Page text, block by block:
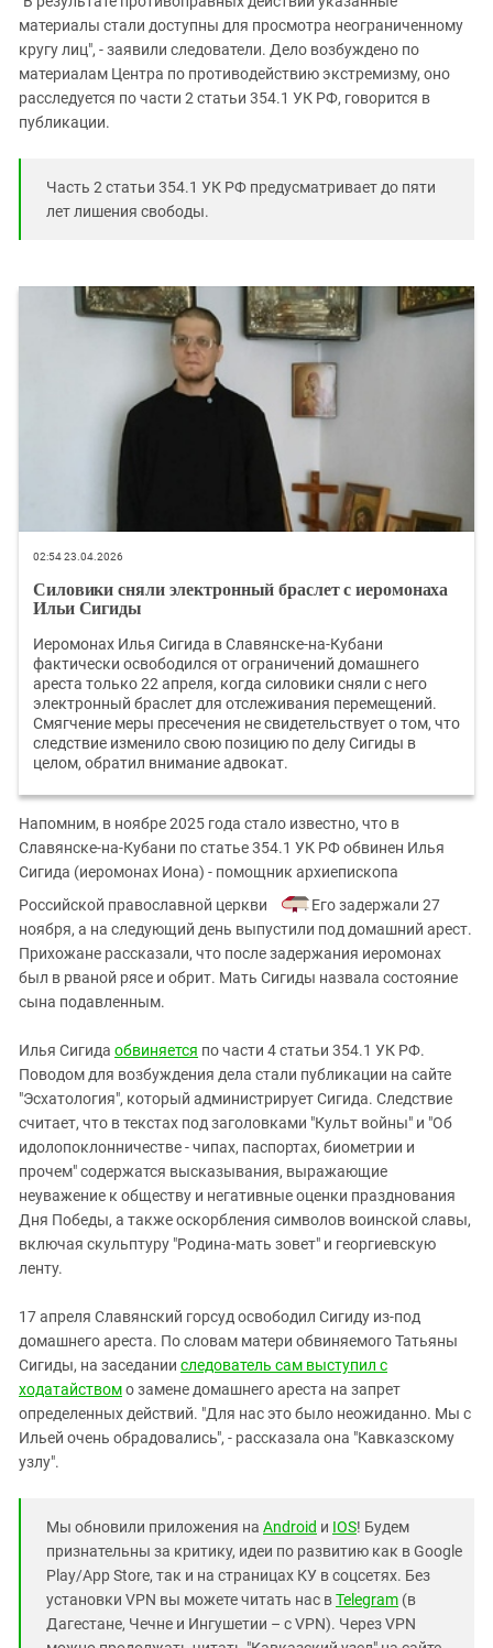
материалы стали доступны для просмотра неограниченному
кругу лиц", - заявили следователи. Дело возбуждено по
материалам Центра по противодействию экстремизму, оно
расследуется по части 2 статьи 354.1 УК РФ, говорится в
публикации.
Часть 2 статьи 354.1 УК РФ предусматривает до пяти
лет лишения свободы.
02:54 23.04.2026
Силовики сняли электронный браслет с иеромонаха
Ильи Сигиды
Иеромонах Илья Сигида в Славянске-на-Кубани
фактически освободился от ограничений домашнего
ареста только 22 апреля, когда силовики сняли с него
электронный браслет для отслеживания перемещений.
Смягчение меры пресечения не свидетельствует о том, что
следствие изменило свою позицию по делу Сигиды в
целом, обратил внимание адвокат.
Напомним, в ноябре 2025 года стало известно, что в
Славянске-на-Кубани по статье 354.1 УК РФ обвинен Илья
Сигида (иеромонах Иона) - помощник архиепископа
Российской православной церкви
. Его задержали 27
ноября, а на следующий день выпустили под домашний арест.
Прихожане рассказали, что после задержания иеромонах
был в рваной рясе и обрит. Мать Сигиды назвала состояние
сына подавленным.
Илья Сигида обвиняется по части 4 статьи 354.1 УК РФ.
Поводом для возбуждения дела стали публикации на сайте
"Эсхатология", который администрирует Сигида. Следствие
считает, что в текстах под заголовками "Культ войны" и "Об
идолопоклонничестве - чипах, паспортах, биометрии и
прочем" содержатся высказывания, выражающие
неуважение к обществу и негативные оценки празднования
Дня Победы, а также оскорбления символов воинской славы,
включая скульптуру "Родина-мать зовет" и георгиевскую
ленту.
17 апреля Славянский горсуд освободил Сигиду из-под
домашнего ареста. По словам матери обвиняемого Татьяны
Сигиды, на заседании следователь сам выступил с
ходатайствомо замене домашнего ареста на запрет
определенных действий. "Для нас это было неожиданно. Мы с
Ильей очень обрадовались", - рассказала она "Кавказскому
узлу".
Мы обновили приложения на Android и IOS! Будем
признательны за критику, идеи по развитию как в Google
Play/App Store, так и на страницах КУ в соцсетях. Без
установки VPN вы можете читать нас вTelegram (в
Дагестане, Чечне и Ингушетии – с VPN). Через VPN